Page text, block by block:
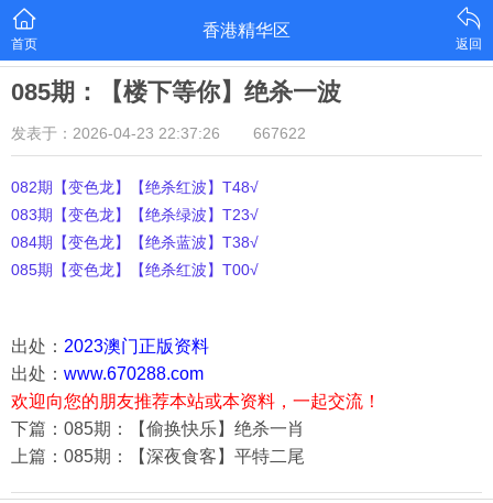
首页
香港精华区
返回
085期：【楼下等你】绝杀一波
发表于：2026-04-23 22:37:26 667622
082期【变色龙】【绝杀红波】T48√
083期【变色龙】【绝杀绿波】T23√
084期【变色龙】【绝杀蓝波】T38√
085期【变色龙】【绝杀红波】T00√
出处： 2023澳门正版资料
出处： www.670288.com
欢迎向您的朋友推荐本站或本资料，一起交流！
下篇：085期：【偷换快乐】绝杀一肖
上篇：085期：【深夜食客】平特二尾